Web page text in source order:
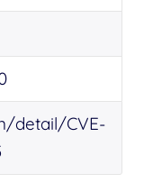
detail/CVE-